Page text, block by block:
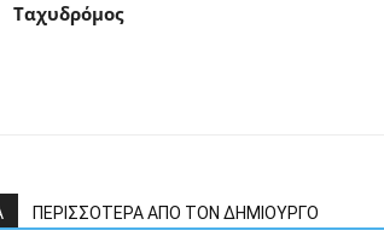
Ταχυδρόμος
ΠΕΡΙΣΣΟΤΕΡΑ ΑΠΟ ΤΟΝ ΔΗΜΙΟΥΡΓΟ